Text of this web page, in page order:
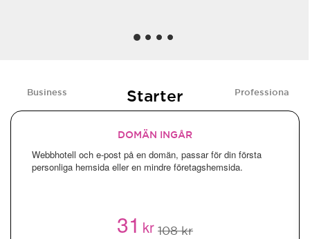
Business Starter Professional
DOMÄN INGÅR
Webbhotell och e-post på en domän, passar för din första
personliga hemsida eller en mindre företagshemsida.
31kr 108 kr